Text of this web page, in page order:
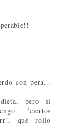
con pera...
pero sí
"ciertos
qué rollo